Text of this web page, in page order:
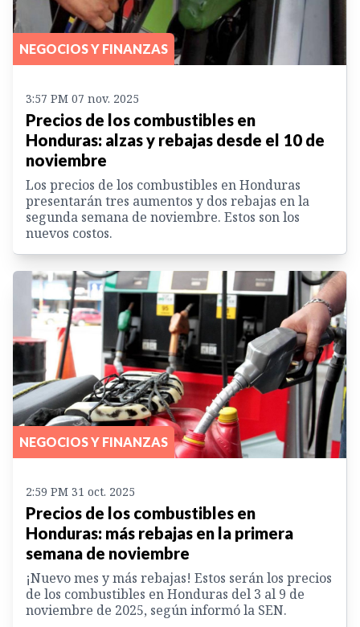
NEGOCIOS Y FINANZAS
3:57 PM 07 nov. 2025
Precios de los combustibles en
Honduras: alzas y rebajas desde el 10 de
noviembre
Los precios de los combustibles en Honduras
presentarán tres aumentos y dos rebajas en la
segunda semana de noviembre. Estos son los
nuevos costos.
NEGOCIOS Y FINANZAS
2:59 PM 31 oct. 2025
Precios de los combustibles en
Honduras: más rebajas en la primera
semana de noviembre
¡Nuevo mes y más rebajas! Estos serán los precios
de los combustibles en Honduras del 3 al 9 de
noviembre de 2025, según informó la SEN.